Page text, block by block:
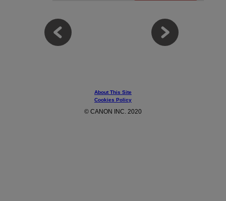
About This Site
Cookies Policy
© CANON INC. 2020